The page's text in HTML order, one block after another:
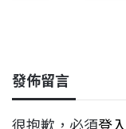
發佈留言
很抱歉，必須登入